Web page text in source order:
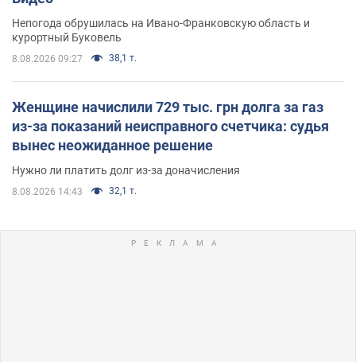
Непогода обрушилась на Ивано-Франковскую область и
курортный Буковель
8.08.2026 09:27 38,1 т.
Женщине начислили 729 тыс. грн долга за газ
из-за показаний неисправного счетчика: судья
вынес неожиданное решение
Нужно ли платить долг из-за доначисления
8.08.2026 14:43 32,1 т.